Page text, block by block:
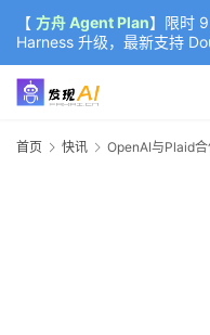
【 方舟 Agent Plan】限时
Harness 升级，最新支持
K3（部分）、GLM-5.2
首页 快讯 OpenAI与Plaid